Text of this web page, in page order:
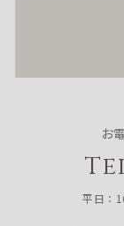
お
平日：